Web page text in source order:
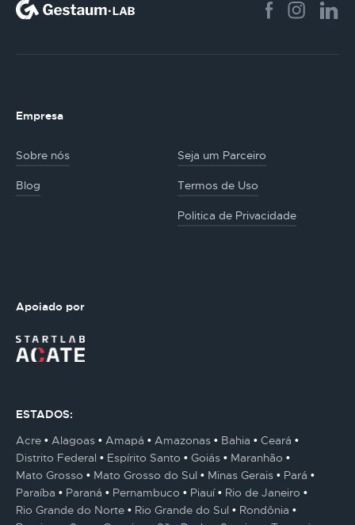
Empresa
Sobre nós Seja um Parceiro
Blog Termos de Uso
Politica de Privacidade
Apoiado por
ESTADOS:
Acre
Alagoas Amapá Amazonas Bahia
Ceará
Distrito Federal
Espírito Santo Goiás
Maranhão
Mato Grosso
Mato Grosso do Sul Minas Gerais
Pará
Paraíba
Paraná Pernambuco Piauí
Rio de Janeiro
Rio Grande do Norte
Rio Grande do Sul
Rondônia